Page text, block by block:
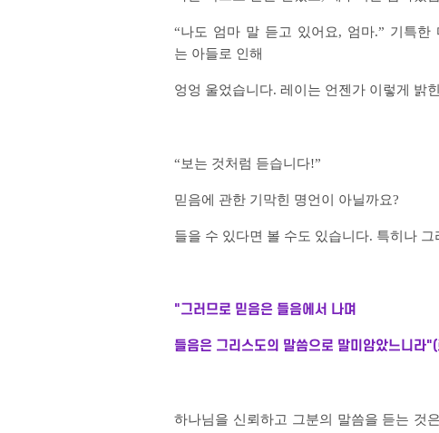
“나도 엄마 말 듣고 있어요, 엄마.” 기특
는 아들로 인해
엉엉 울었습니다. 레이는 언젠가 이렇게 밝
“보는 것처럼 듣습니다!”
믿음에 관한 기막힌 명언이 아닐까요?
들을 수 있다면 볼 수도 있습니다. 특히나 그
"그러므로 믿음은 들음에서 나며
들음은 그리스도의 말씀으로 말미암았느니라
하나님을 신뢰하고 그분의 말씀을 듣는 것